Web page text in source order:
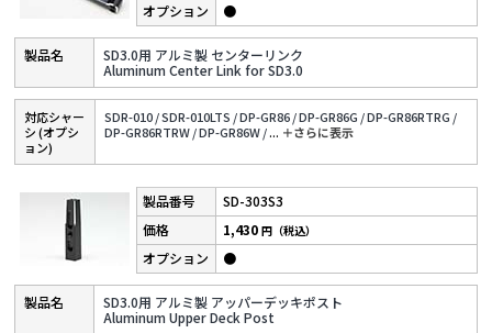
SD3.0用 アルミ製 センターリンク
Aluminum Center Link for SD3.0
●
対応シャー
シ (オプシ
ョン)
SDR-010 /SDR-010LTS /DP-GR86 /DP-GR86G /DP-GR86RTRG /
DP-GR86RTRW /DP-GR86W /... ＋さらに表⽰
SD-303S3
SD3.0用 アルミ製 アッパーデッキポスト
Aluminum Upper Deck Post
1,430円（税込）
●